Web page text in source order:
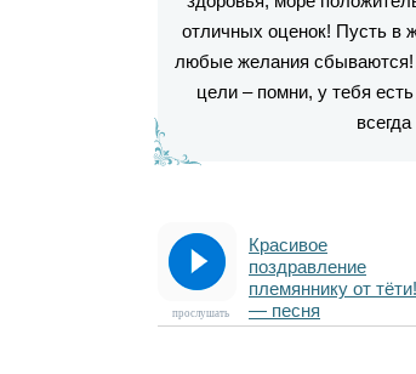
отличных оценок! Пусть в
любые желания сбываются!
цели – помни, у тебя
Красивое
поздравление
племяннику от тёти!
— песня
прослушать